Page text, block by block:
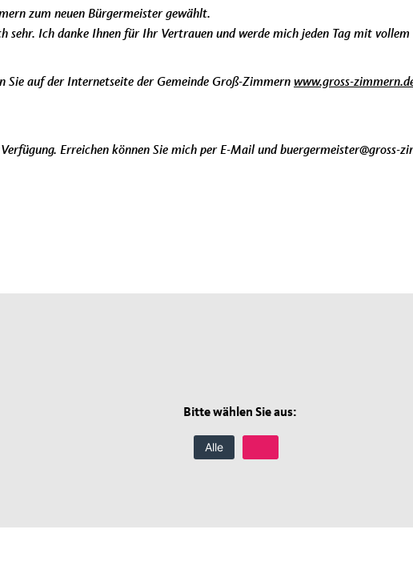
zum neuen Bürgermeister gewählt.
Ich danke Ihnen für Ihr Vertrauen und werde mich jeden Tag mit
auf der Internetseite der Gemeinde Groß-Zimmern www.gross-
Erreichen können Sie mich per E-Mail und
Bitte wählen Sie aus:
Alle
und 2026